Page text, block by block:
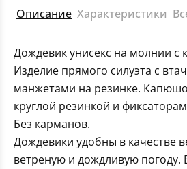
Описание Характеристики
Дождевик унисекс на молнии
Изделие прямого силуэта с
манжетами на резинке.
круглой резинкой и
Без карманов.
Дождевики удобны в качестве
ветреную и дождливую